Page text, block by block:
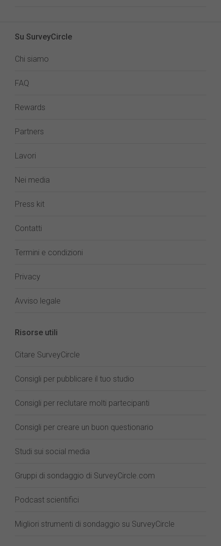
Su SurveyCircle
Chi siamo
FAQ
Rewards
Partners
Lavori
Nei media
Press kit
Contatti
Termini e condizioni
Privacy
Avviso legale
Risorse utili
Citare SurveyCircle
Consigli per pubblicare il tuo studio
Consigli per reclutare molti partecipanti
Consigli per creare un buon questionario
Studi sui social media
Gruppi di sondaggio di SurveyCircle.com
Podcast scientifici
Migliori strumenti di sondaggio su SurveyCircle